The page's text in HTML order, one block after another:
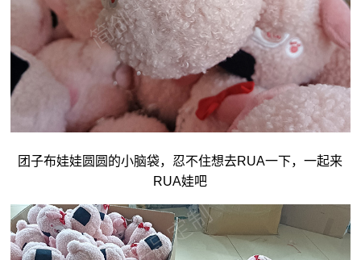
团子布娃娃 圆圆的小脑袋，忍不住想去RUA一下，一起来
RUA娃吧